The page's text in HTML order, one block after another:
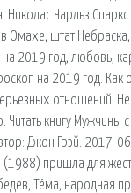
Николас Чарльз
Омахе, штат Небраска,
на 2019 год, любовь,
на 2019 год. Как
отношений.
Читать книгу Мужчины
Джон Грэй. 2017-
(1988) пришла для
Тёма, народная